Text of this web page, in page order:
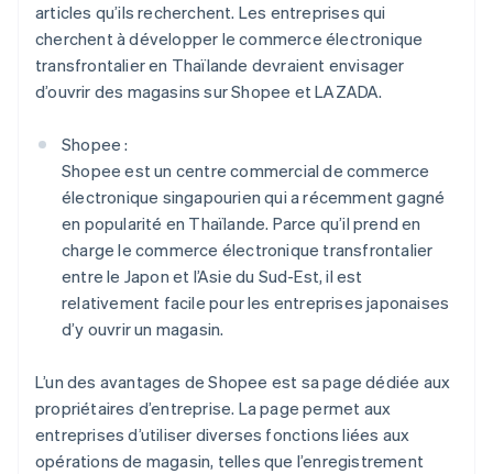
articles qu’ils recherchent. Les entreprises qui
cherchent à développer le commerce électronique
transfrontalier en Thaïlande devraient envisager
d’ouvrir des magasins sur Shopee et LAZADA.
Shopee :
Shopee est un centre commercial de commerce
électronique singapourien qui a récemment gagné
en popularité en Thaïlande. Parce qu’il prend en
charge le commerce électronique transfrontalier
entre le Japon et l’Asie du Sud-Est, il est
relativement facile pour les entreprises japonaises
d’y ouvrir un magasin.
L’un des avantages de Shopee est sa page dédiée aux
propriétaires d’entreprise. La page permet aux
entreprises d’utiliser diverses fonctions liées aux
opérations de magasin, telles que l’enregistrement